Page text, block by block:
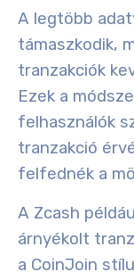
A legtöbb
támaszkodik,
tranzakciók
Ezek a
felhasználók
tranzakció
felfednék a
A Zcash
árnyékolt
a CoinJoin